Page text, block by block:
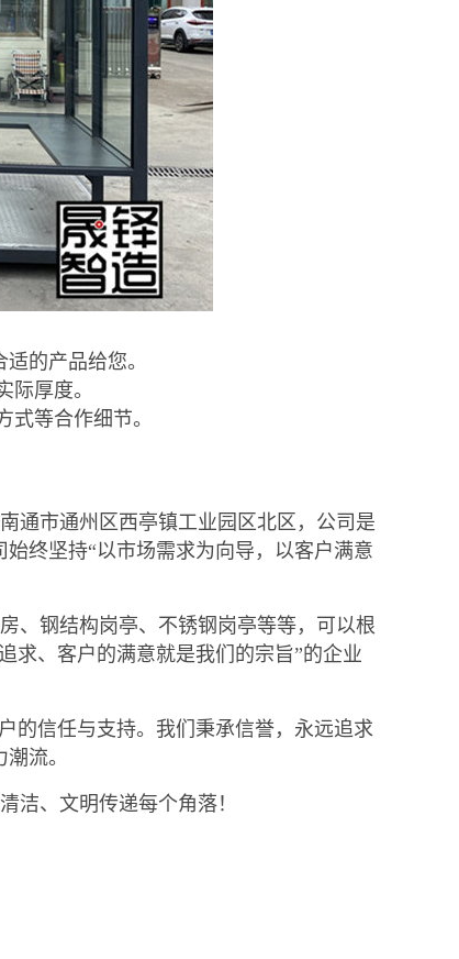
的产品给您。
厚度。
等合作细节。
通市通州区西亭镇工业园区北区，公司是
终坚持“以市场需求为向导，以客户满意
、钢结构岗亭、不锈钢岗亭等等，可以根
求、客户的满意就是我们的宗旨”的企业
的信任与支持。我们秉承信誉，永远追求
流。
洁、文明传递每个角落！